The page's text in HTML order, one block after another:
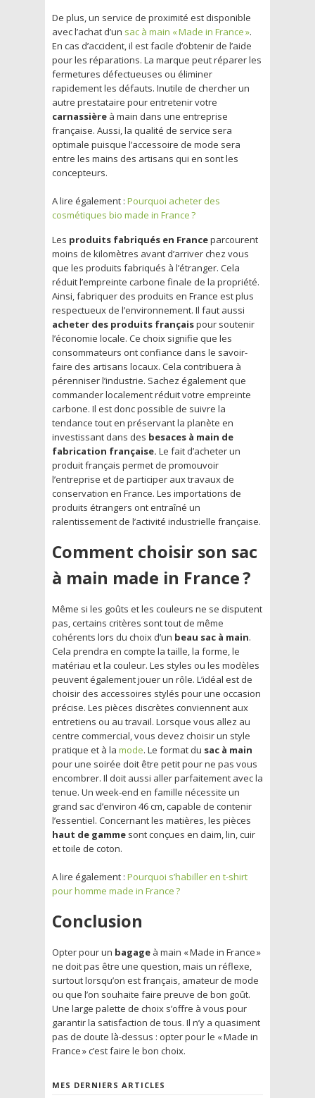
De plus, un service de proximité est disponible
avec l’achat d’un sac à main « Made in France ».
En cas d’accident, il est facile d’obtenir de l’aide
pour les réparations. La marque peut réparer les
fermetures défectueuses ou éliminer
rapidement les défauts. Inutile de chercher un
autre prestataire pour entretenir votre
carnassière à main dans une entreprise
française. Aussi, la qualité de service sera
optimale puisque l’accessoire de mode sera
entre les mains des artisans qui en sont les
concepteurs.
A lire également : Pourquoi acheter des
cosmétiques bio made in France ?
Les produits fabriqués en Franceparcourent
moins de kilomètres avant d’arriver chez vous
que les produits fabriqués à l’étranger. Cela
réduit l’empreinte carbone finale de la propriété.
Ainsi, fabriquer des produits en France est plus
respectueux de l’environnement. Il faut aussi
acheter des produits françaispour soutenir
l’économie locale. Ce choix signifie que les
consommateurs ont confiance dans le savoir-
faire des artisans locaux. Cela contribuera à
pérenniser l’industrie. Sachez également que
commander localement réduit votre empreinte
carbone. Il est donc possible de suivre la
tendance tout en préservant la planète en
investissant dans des besaces à main de
fabrication française. Le fait d’acheter un
produit français permet de promouvoir
l’entreprise et de participer aux travaux de
conservation en France. Les importations de
produits étrangers ont entraîné un
ralentissement de l’activité industrielle française.
Comment choisir son sac
à main made in France ?
Même si les goûts et les couleurs ne se disputent
pas, certains critères sont tout de même
cohérents lors du choix d’un beau sac à main.
Cela prendra en compte la taille, la forme, le
matériau et la couleur. Les styles ou les modèles
peuvent également jouer un rôle. L’idéal est de
choisir des accessoires stylés pour une occasion
précise. Les pièces discrètes conviennent aux
entretiens ou au travail. Lorsque vous allez au
centre commercial, vous devez choisir un style
pratique et à la mode. Le format du sac à main
pour une soirée doit être petit pour ne pas vous
encombrer. Il doit aussi aller parfaitement avec la
tenue. Un week-end en famille nécessite un
grand sac d’environ 46 cm, capable de contenir
l’essentiel. Concernant les matières, les pièces
haut de gamme sont conçues en daim, lin, cuir
et toile de coton.
A lire également : Pourquoi s’habiller en t-shirt
pour homme made in France ?
Conclusion
Opter pour un bagage à main « Made in France »
ne doit pas être une question, mais un réflexe,
surtout lorsqu’on est français, amateur de mode
ou que l’on souhaite faire preuve de bon goût.
Une large palette de choix s’offre à vous pour
garantir la satisfaction de tous. Il n’y a quasiment
pas de doute là-dessus : opter pour le « Made in
France » c’est faire le bon choix.
MES DERNIERS ARTICLES